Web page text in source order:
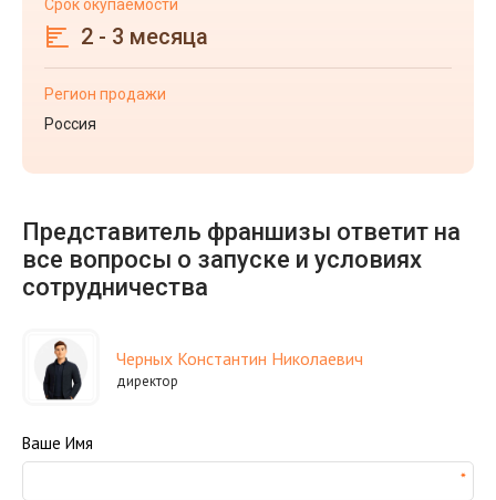
Срок окупаемости
2 - 3 месяца
Регион продажи
Россия
Представитель франшизы ответит на
все вопросы о запуске и условиях
сотрудничества
Черных Константин Николаевич
директор
Ваше Имя